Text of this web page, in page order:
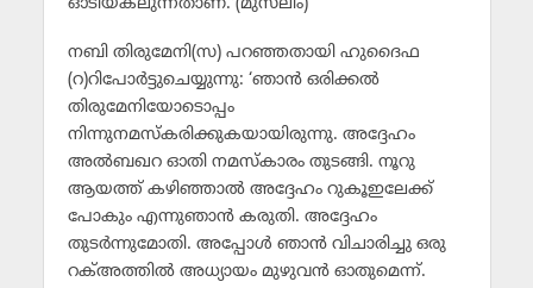
ഓടിയകലുന്നതാണ്.'(മുസ്‌ലിം)
നബി തിരുമേനി(സ) പറഞ്ഞതായി ഹുദൈഫ
(റ)റിപോര്‍ട്ടുചെയ്യുന്നു: ‘ഞാന്‍ ഒരിക്കല്‍
തിരുമേനിയോടൊപ്പം
നിന്നുനമസ്‌കരിക്കുകയായിരുന്നു. അദ്ദേഹം
അല്‍ബഖറ ഓതി നമസ്‌കാരം തുടങ്ങി. നൂറു
ആയത്ത് കഴിഞ്ഞാല്‍ അദ്ദേഹം റുകൂഇലേക്ക്
പോകും എന്നുഞാന്‍ കരുതി. അദ്ദേഹം
തുടര്‍ന്നുമോതി. അപ്പോള്‍ ഞാന്‍ വിചാരിച്ചു ഒരു
റക്അത്തില്‍ അധ്യായം മുഴുവന്‍ ഓതുമെന്ന്.